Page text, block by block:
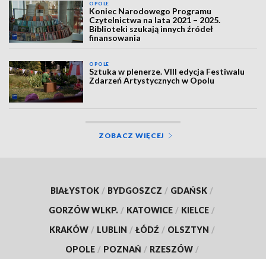
OPOLE
Koniec Narodowego Programu
Czytelnictwa na lata 2021 – 2025.
Biblioteki szukają innych źródeł
finansowania
OPOLE
Sztuka w plenerze. VIII edycja Festiwalu
Zdarzeń Artystycznych w Opolu
ZOBACZ WIĘCEJ
BIAŁYSTOK / BYDGOSZCZ / GDAŃSK /
GORZÓW WLKP. / KATOWICE / KIELCE /
KRAKÓW / LUBLIN / ŁÓDŹ / OLSZTYN /
OPOLE / POZNAŃ / RZESZÓW /